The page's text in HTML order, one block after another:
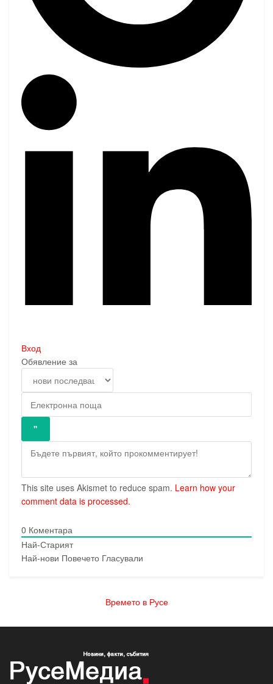
Вход
Обявление за
This site uses Akismet to reduce spam. Learn how your
comment data is processed.
0 Коментара
Най-Старият
Най-нови Повечето Гласували
Времето в Русе